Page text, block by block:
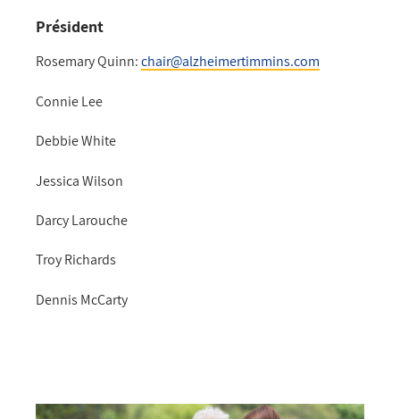
Président
Rosemary Quinn:chair@alzheimertimmins.com
Connie Lee
Debbie White
Jessica Wilson
Darcy Larouche
Troy Richards
Dennis McCarty